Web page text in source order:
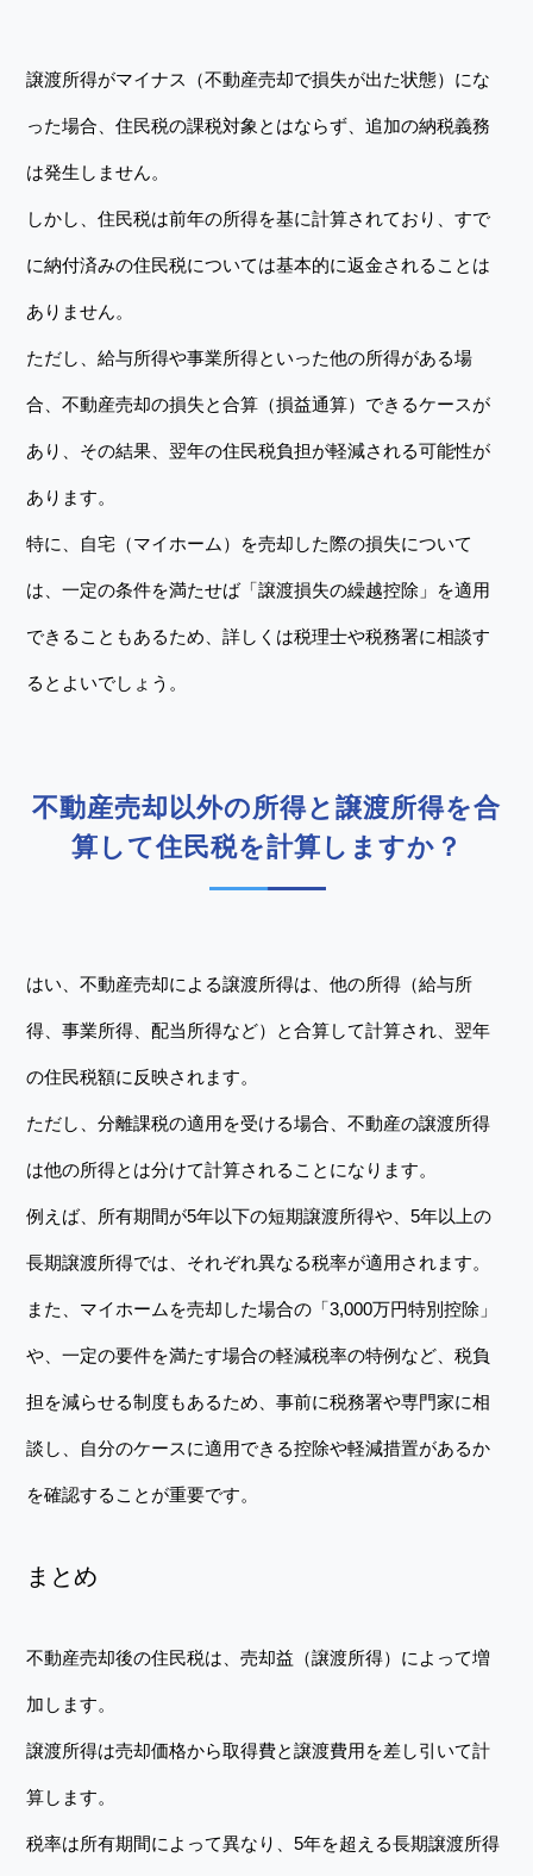
譲渡所得がマイナス（不動産売却で損失が出た状態）にな
った場合、住民税の課税対象とはならず、追加の納税義務
は発生しません。
しかし、住民税は前年の所得を基に計算されており、すで
に納付済みの住民税については基本的に返金されることは
ありません。
ただし、給与所得や事業所得といった他の所得がある場
合、不動産売却の損失と合算（損益通算）できるケースが
あり、その結果、翌年の住民税負担が軽減される可能性が
あります。
特に、自宅（マイホーム）を売却した際の損失について
は、一定の条件を満たせば「譲渡損失の繰越控除」を適用
できることもあるため、詳しくは税理士や税務署に相談す
るとよいでしょう。
不動産売却以外の所得と譲渡所得を合
算して住民税を計算しますか？
はい、不動産売却による譲渡所得は、他の所得（給与所
得、事業所得、配当所得など）と合算して計算され、翌年
の住民税額に反映されます。
ただし、分離課税の適用を受ける場合、不動産の譲渡所得
は他の所得とは分けて計算されることになります。
例えば、所有期間が5年以下の短期譲渡所得や、5年以上の
長期譲渡所得では、それぞれ異なる税率が適用されます。
また、マイホームを売却した場合の「3,000万円特別控除」
や、一定の要件を満たす場合の軽減税率の特例など、税負
担を減らせる制度もあるため、事前に税務署や専門家に相
談し、自分のケースに適用できる控除や軽減措置があるか
を確認することが重要です。
まとめ
不動産売却後の住民税は、売却益（譲渡所得）によって増
加します。
譲渡所得は売却価格から取得費と譲渡費用を差し引いて計
算します。
税率は所有期間によって異なり、5年を超える長期譲渡所得